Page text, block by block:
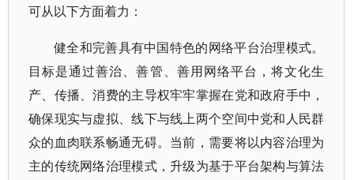
可从以下方面着力：
健全和完善具有中国特色的网络平台治理模式。
目标是通过善治、善管、善用网络平台，将文化生
产、传播、消费的主导权牢牢掌握在党和政府手中，
确保现实与虚拟、线下与线上两个空间中党和人民群
众的血肉联系畅通无碍。当前，需要将以内容治理为
主的传统网络治理模式，升级为基于平台架构与算法